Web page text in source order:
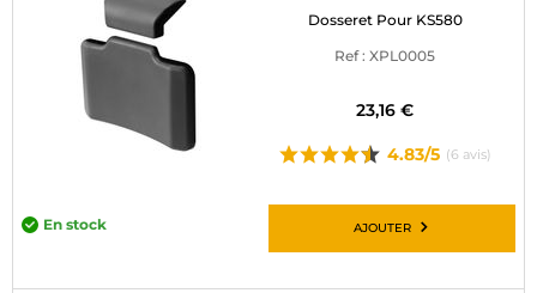
Dosseret Pour KS580
Ref : XPL0005
23,16 €
4.83/5 (6 avis)
En stock AJOUTER